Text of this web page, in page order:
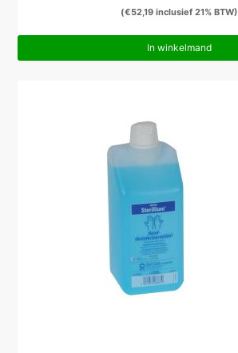
(€52,19inclusief 21% BTW)
In winkelmand